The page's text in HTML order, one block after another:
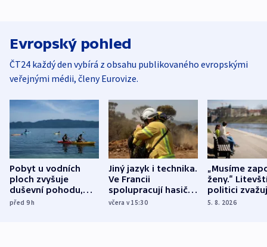
Evropský pohled
ČT24 každý den vybírá z obsahu publikovaného evropskými
veřejnými médii, členy Eurovize.
Pobyt u vodních
ploch zvyšuje
duševní pohodu,
ukázala
před 9h
Jiný jazyk i technika.
Ve Francii
spolupracují hasiči z
různých zemí
včera v 15:30
„Musíme
ženy.“
politici
dohodu o
5. 8. 2026